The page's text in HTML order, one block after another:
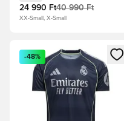
24 990 Ft40 990 Ft
XX-Small, X-Small
Megnyit egy modált a
-48%